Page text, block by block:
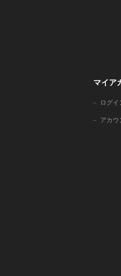
マイア
ログイ
アカウ